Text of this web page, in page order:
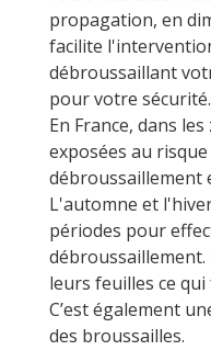
propagation, en
facilite
débroussaillant
pour votre sécurité.
En France, dans
exposées au risque
débroussaillement
L'automne et
périodes pour
leurs feuilles ce
C’est également
des broussailles.